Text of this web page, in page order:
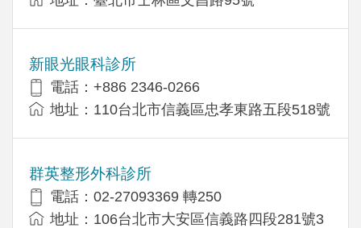
新眼光眼科診所
電話：+886 2346-0266
地址：110台北市信義區忠孝東路五段518號
群英整形外科診所
電話：02-27093369 轉250
地址：106台北市大安區信義路四段281號3